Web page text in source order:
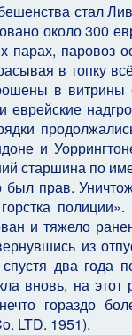
стал
около 300
парах, паровоз
в топку
в витрины
еврейские
и
старшина по
был прав.
и тяжело
из
два года
вновь, на
гораздо
LTD. 1951).